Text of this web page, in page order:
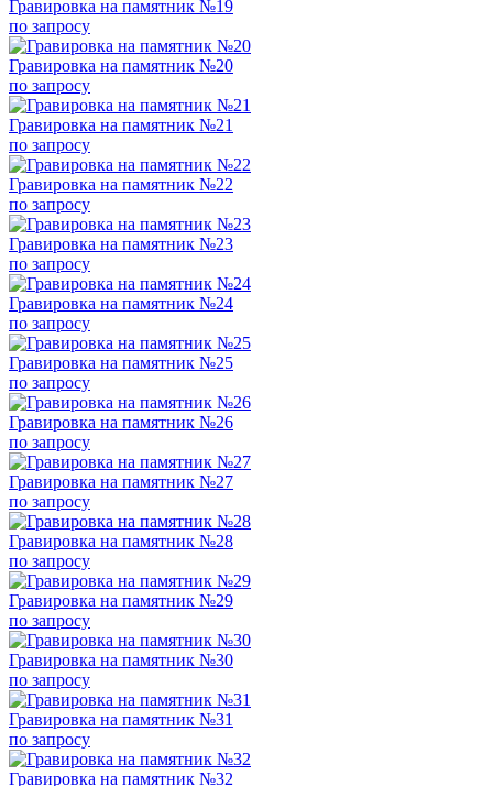
Гравировка на памятник №19
по запросу
Гравировка на памятник №20
по запросу
Гравировка на памятник №21
по запросу
Гравировка на памятник №22
по запросу
Гравировка на памятник №23
по запросу
Гравировка на памятник №24
по запросу
Гравировка на памятник №25
по запросу
Гравировка на памятник №26
по запросу
Гравировка на памятник №27
по запросу
Гравировка на памятник №28
по запросу
Гравировка на памятник №29
по запросу
Гравировка на памятник №30
по запросу
Гравировка на памятник №31
по запросу
Гравировка на памятник №32